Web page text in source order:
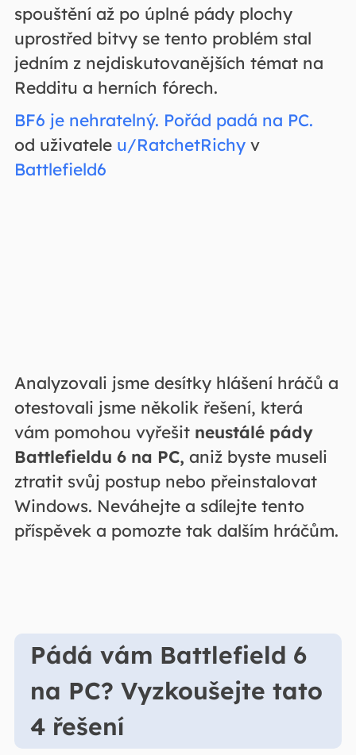
spouštění až po úplné pády plochy
uprostřed bitvy se tento problém stal
jedním z nejdiskutovanějších témat na
Redditu a herních fórech.
BF6 je nehratelný. Pořád padá na PC.
od uživatele u/RatchetRichyv
Battlefield6
Analyzovali jsme desítky hlášení hráčů a
otestovali jsme několik řešení, která
vám pomohou vyřešit neustálé pády
Battlefieldu 6 na PC, aniž byste museli
ztratit svůj postup nebo přeinstalovat
Windows. Neváhejte a sdílejte tento
příspěvek a pomozte tak dalším hráčům.
Pádá vám Battlefield 6
na PC? Vyzkoušejte tato
4 řešení